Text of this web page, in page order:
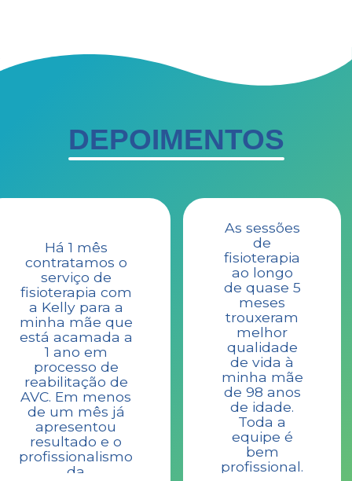
DEPOIMENTOS
Há 1 mês
contratamos o
serviço de
fisioterapia com
a Kelly para a
minha mãe que
está acamada a
1 ano em
processo de
reabilitação de
AVC. Em menos
de um mês já
apresentou
resultado e o
profissionalismo
da
As sessões
de
fisioterapia
ao longo
de quase 5
meses
trouxeram
melhor
qualidade
de vida à
minha mãe
de 98 anos
de idade.
Toda a
equipe é
bem
profissional.